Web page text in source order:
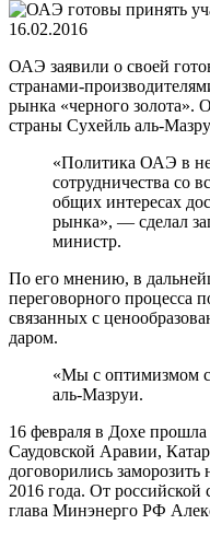
16.02.2016
ОАЭ заявили о своей
странами-
рынка «черного золота».
страны Сухейль аль-
«Политика ОАЭ в
сотрудничества со
общих интересах
рынка», — сделал
министр.
По его мнению, в
переговорного процесса
связанных с
даром.
«Мы с оптимизмом
аль-Мазруи.
16 февраля в Дохе прошла
Саудовской Аравии,
договорились
2016 года. От российской
глава Минэнерго РФ